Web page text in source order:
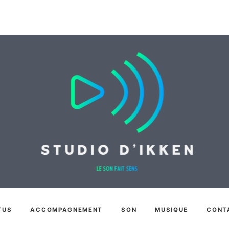
ACCOMPAGNEMENT SON MUSIQUE